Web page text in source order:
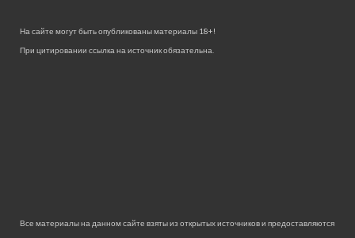
На сайте могут быть опубликованы материалы 18+!
При цитировании ссылка на источник обязательна.
Все материалы на данном сайте взяты из открытых источников и предоставляются